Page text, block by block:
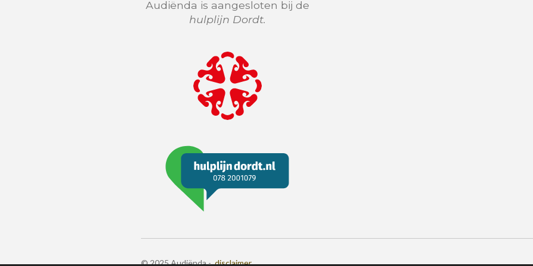
Audiënda is aangesloten bij de
hulplijn Dordt.
© 2025 Audiënda -disclaimer